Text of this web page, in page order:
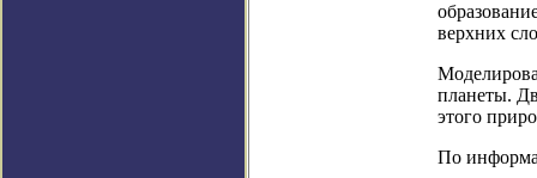
верхних
планеты.
этого
По